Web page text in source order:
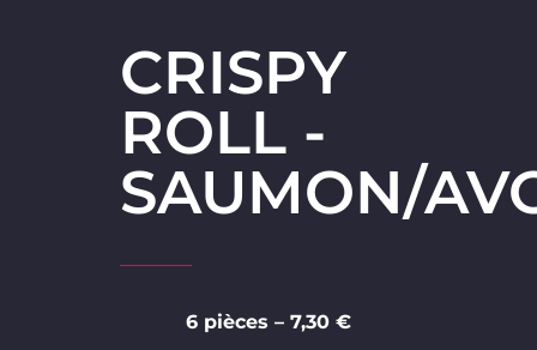
CRISPY
ROLL -
SAUMON/
6 pièces – 7,30 €